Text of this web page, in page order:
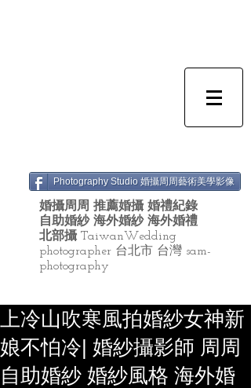
Photography Studio 婚攝周周藝術美學影像
婚攝周周 推薦婚攝 婚禮紀錄
自助婚紗 海外婚紗 海外婚禮
北部攝 TaiwanWedding
photographer 台北市 台灣 sam-
photography
上冷山吹寒風拍婚紗女神新
娘不怕冷| 婚紗攝影師 周周
自助婚紗 婚紗風格 海外婚